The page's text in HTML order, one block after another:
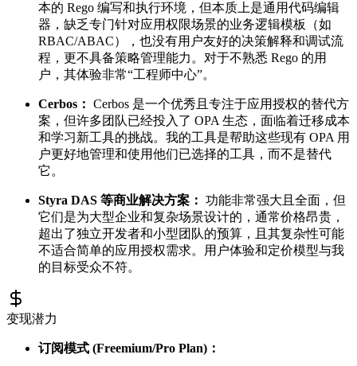
本的 Rego 编写和执行环境，但本质上是通用代码编辑
器，缺乏专门针对应用权限场景的业务逻辑模板（如
RBAC/ABAC），也没有用户友好的决策解释和调试流
程，更不具备策略管理能力。对于不熟悉 Rego 的用
户，其体验非常“工程师中心”。
Cerbos： Cerbos 是一个优秀且专注于应用授权的替代方
案，但许多团队已经投入了 OPA 生态，面临着迁移成本
和学习新工具的挑战。我的工具是帮助这些现有 OPA 用
户更好地管理和使用他们已选择的工具，而不是替代
它。
Styra DAS 等商业解决方案： 功能非常强大且全面，但
它们是为大型企业和复杂场景设计的，通常价格昂贵，
超出了独立开发者和小型团队的预算，且其复杂性可能
不适合简单的应用授权需求。用户体验和定价模型与我
的目标受众不符。
变现潜力
订阅模式 (Freemium/Pro Plan)：